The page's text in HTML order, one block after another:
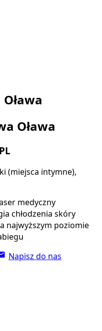
Oława
(miejsca intymne),
medyczny
chłodzenia skóry
najwyższym poziomie
Napisz do nas